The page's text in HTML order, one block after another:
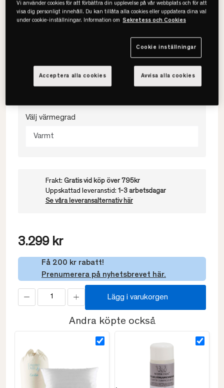
• Finaste dunet- luftigt och mjukt.
• 90% europeisk myskanddun, 10% småfjäder.
Välj storlek
150x210
Välj värmegrad
Varmt
Frakt: Gratis vid köp över 795kr
Uppskattad leveranstid: 1-3 arbetsdagar
Se våra leveransalternativ här
3.299 kr
Få 200 kr rabatt!
Prenumerera på nyhetsbrevet här.
Lägg i varukorgen
Andra köpte också
Vi använder cookies för att förbättra din upplevelse på vår webbplats och för att
visa dig personligt innehåll. Du kan tillåta alla cookies eller uppdatera dina val
under cookie-inställningar. Information om Sekretess och Cookies
Cookie inställningar
Avvisa alla cookies
Acceptera alla cookies